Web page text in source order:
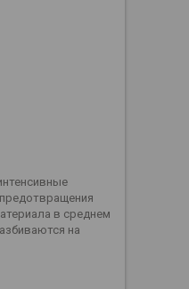
в среднем
на